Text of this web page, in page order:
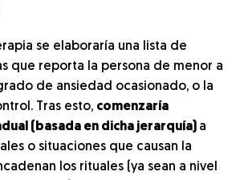
se elaboraría una lista de
que reporta la persona de menor a
de ansiedad ocasionado, o la
Tras esto, comenzaría
(basada en dicha jerarquía) a
o situaciones que causan la
los rituales (ya sean a nivel